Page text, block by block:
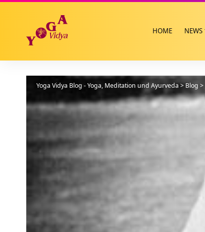
HOME NEWS
Yoga Vidya Blog - Yoga, Meditation und Ayurveda>Blog >